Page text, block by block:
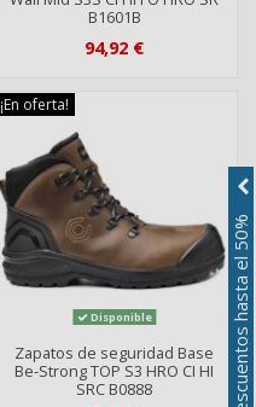
B1601B
94,92 €
¡En oferta!
Disponible
Zapatos de seguridad Base
Be-Strong TOP S3 HRO CI HI
SRC B0888
Descuentos hasta el 50%